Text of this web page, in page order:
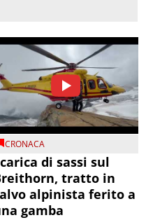
CRONACA
di sassi sul
tratto in
alpinista ferito a
gamba